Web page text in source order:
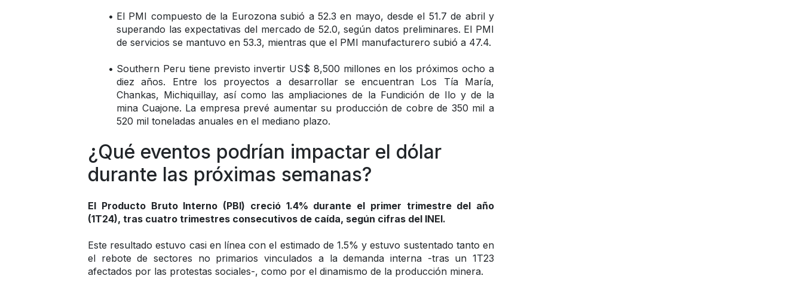
El PMI compuesto de la Eurozona subió a 52.3 en mayo, desde el 51.7 de abril y
superando las expectativas del mercado de 52.0, según datos preliminares. El PMI
de servicios se mantuvo en 53.3, mientras que el PMI manufacturero subió a 47.4.
Southern Peru tiene previsto invertir US$ 8,500 millones en los próximos ocho a
diez años. Entre los proyectos a desarrollar se encuentran Los Tía María,
Chankas, Michiquillay, así como las ampliaciones de la Fundición de Ilo y de la
mina Cuajone. La empresa prevé aumentar su producción de cobre de 350 mil a
520 mil toneladas anuales en el mediano plazo.
¿Qué eventos podrían impactar el dólar
durante las próximas semanas?
El Producto Bruto Interno (PBI) creció 1.4% durante el primer trimestre del año
(1T24), tras cuatro trimestres consecutivos de caída, según cifras del INEI.
Este resultado estuvo casi en línea con el estimado de 1.5% y estuvo sustentado tanto en
el rebote de sectores no primarios vinculados a la demanda interna -tras un 1T23
afectados por las protestas sociales-, como por el dinamismo de la producción minera.